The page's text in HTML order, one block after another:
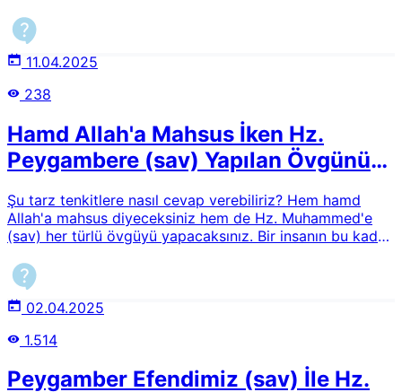
hemen vefat etmiş miidr?
11.04.2025
238
Hamd Allah'a Mahsus İken Hz.
Peygambere (sav) Yapılan Övgünün
Şu tarz tenkitlere nasıl cevap verebiliriz? Hem hamd
Allah'a mahsus diyeceksiniz hem de Hz. Muhammed'e
(sav) her türlü övgüyü yapacaksınız. Bir insanın bu kadar
02.04.2025
1.514
Peygamber Efendimiz (sav) İle Hz.